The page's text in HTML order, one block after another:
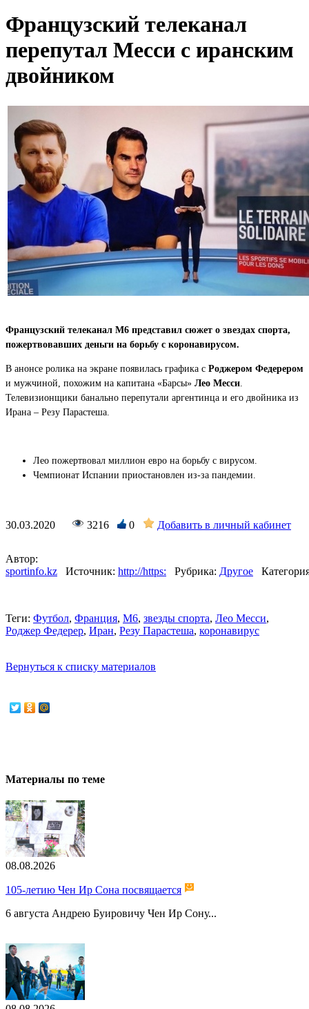
Французский телеканал
перепутал Месси с иранским
двойником
Французский телеканал M6 представил сюжет о звездах спорта,
пожертвовавших деньги на борьбу с коронавирусом.
В анонсе ролика на экране появилась графика с Роджером Федерером
и мужчиной, похожим на капитана «Барсы» Лео Месси
Телевизионщики банально перепутали аргентинца и его двойника из
Ирана – Резу Парастеша.
Лео пожертвовал миллион евро на борьбу с вирусом.
Чемпионат Испании приостановлен из-за пандемии.
30.03.2020 3216 0 Добавить в личный кабинет
Автор:
sportinfo.kz
Источник: http://https: Рубрика: Другое
Теги: Футбол, Франция, М6, звезды спорта, Лео Месси,
Роджер Федерер, Иран, Резу Парастеша, коронавирус
Вернуться к списку материалов
Материалы по теме
08.08.2026
105-летию Чен Ир Сона посвящается
6 августа Андрею Буировичу Чен Ир Сону...